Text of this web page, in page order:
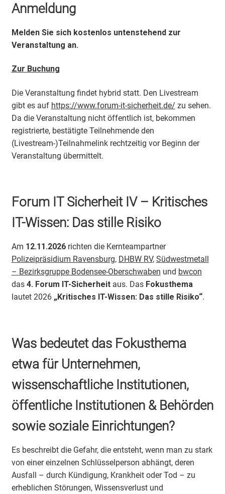
Anmeldung
Melden Sie sich kostenlos untenstehend zur
Veranstaltung an.
Zur Buchung
Die Veranstaltung findet hybrid statt. Den Livestream
gibt es auf https://www.forum-it-sicherheit.de/ zu sehen.
Da die Veranstaltung nicht öffentlich ist, bekommen
registrierte, bestätigte Teilnehmende den
(Livestream-)Teilnahmelink rechtzeitig vor Beginn der
Veranstaltung übermittelt.
Forum IT Sicherheit IV – Kritisches
IT-Wissen: Das stille Risiko
Am 12.11.2026richten die Kernteampartner
Polizeipräsidium Ravensburg, DHBW RV, Südwestmetall
– Bezirksgruppe Bodensee-Oberschwaben und bwcon
das 4. Forum IT-Sicherheitaus. Das Fokusthema
lautet 2026 „Kritisches IT-Wissen: Das stille Risiko“.
Was bedeutet das Fokusthema
etwa für Unternehmen,
wissenschaftliche Institutionen,
öffentliche Institutionen & Behörden
sowie soziale Einrichtungen?
Es beschreibt die Gefahr, die entsteht, wenn man zu stark
von einer einzelnen Schlüsselperson abhängt, deren
Ausfall – durch Kündigung, Krankheit oder Tod – zu
erheblichen Störungen, Wissensverlust und